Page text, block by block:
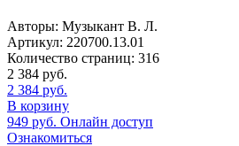
Авторы: Музыкант В. Л.
Артикул: 220700.13.01
Количество страниц: 316
2 384 руб.
2 384 руб.
В корзину
949 руб. Онлайн доступ
Ознакомиться